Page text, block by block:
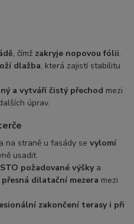
, čímž zakryje nopovou fólii.
dlažba, která zajistí stabilitu
a vytváří čistý přechod mezi
úprav.
a na straně u fasády sevylomí
usadit.
požadované výškya
přesná dilatační mezera mezi
zakončení terasy i při